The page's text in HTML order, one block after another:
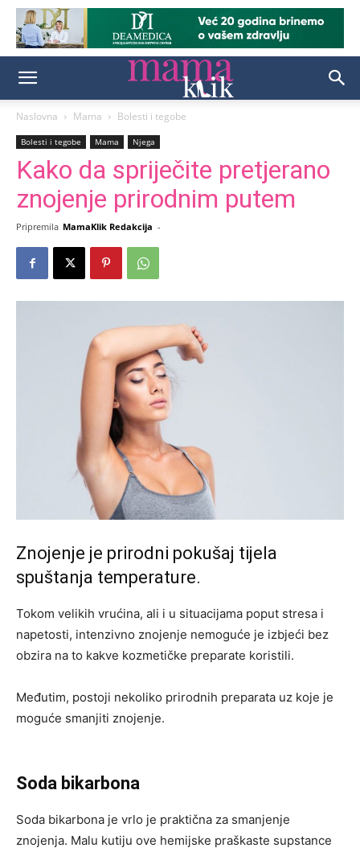
Naslovna Mama Bolesti i tegobe
Bolesti i tegobe Mama Njega
Kako da spriječite pretjerano
znojenje prirodnim putem
Pripremila MamaKlik Redakcija -
Znojenje je prirodni pokušaj tijela
spuštanja temperature.
Tokom velikih vrućina, ali i u situacijama poput stresa i
napetosti, intenzivno znojenje nemoguće je izbjeći bez
obzira na to kakve kozmetičke preparate koristili.
Međutim, postoji nekoliko prirodnih preparata uz koje je
moguće smanjiti znojenje.
Soda bikarbona
Soda bikarbona je vrlo je praktična za smanjenje
znojenja. Malu kutiju ove hemijske praškaste supstance